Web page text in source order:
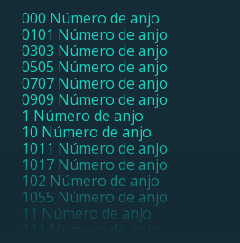
000 Número de anjo
0101 Número de anjo
0303 Número de anjo
0505 Número de anjo
0707 Número de anjo
0909 Número de anjo
1 Número de anjo
10 Número de anjo
1011 Número de anjo
1017 Número de anjo
102 Número de anjo
1055 Número de anjo
11 Número de anjo